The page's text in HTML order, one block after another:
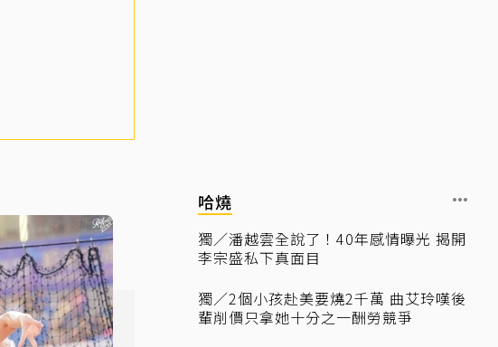
哈燒
獨／潘越雲全說了！40年感情曝光 揭開
李宗盛私下真面目
獨／2個小孩赴美要燒2千萬 曲艾玲嘆後
輩削價只拿她十分之一酬勞競爭